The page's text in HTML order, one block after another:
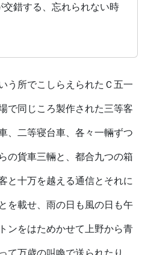
錯する、忘れられない時
う所でこしらえられたＣ五一
で同じころ製作された三等客
、二等寝台車、各々一輛ずつ
の貨車三輛と、都合九つの箱
と十万を越える通信とそれに
を載せ、雨の日も風の日も午
ンをはためかせて上野から青
万歳の叫喚で送られたり、